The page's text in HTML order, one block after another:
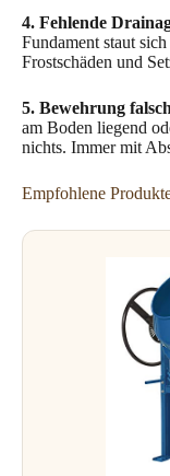
4. Fehlende
Fundament staut
Frostschäden und
5. Bewehrung
am Boden liegend
nichts. Immer mit
Empfohlene